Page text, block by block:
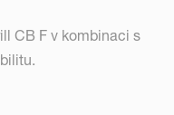
CB F v kombinaci s